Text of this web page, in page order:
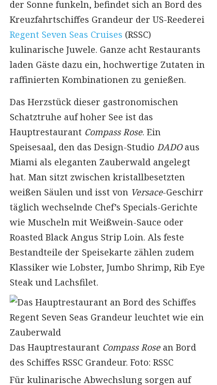
der Sonne funkeln, befindet sich an Bord des
Kreuzfahrtschiffes Grandeur der US-Reederei
Regent Seven Seas Cruises (RSSC)
kulinarische Juwele. Ganze acht Restaurants
laden Gäste dazu ein, hochwertige Zutaten in
raffinierten Kombinationen zu genießen.
Das Herzstück dieser gastronomischen
Schatztruhe auf hoher See ist das
Hauptrestaurant Compass Rose. Ein
Speisesaal, den das Design-Studio DADOaus
Miami als eleganten Zauberwald angelegt
hat. Man sitzt zwischen kristallbesetzten
weißen Säulen und isst von Versace-Geschirr
täglich wechselnde Chef’s Specials-Gerichte
wie Muscheln mit Weißwein-Sauce oder
Roasted Black Angus Strip Loin. Als feste
Bestandteile der Speisekarte zählen zudem
Klassiker wie Lobster, Jumbo Shrimp, Rib Eye
Steak und Lachsfilet.
Das Hauptrestaurant Compass Rosean Bord
des Schiffes RSSC Grandeur. Foto: RSSC
Für kulinarische Abwechslung sorgen auf